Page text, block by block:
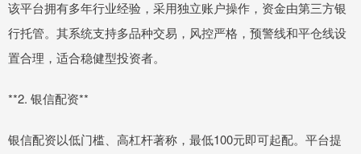
该平台拥有多年行业经验，采用独立账户操作，资金由第三方银
行托管。其系统支持多品种交易，风控严格，预警线和平仓线设
置合理，适合稳健型投资者。
**2. 银信配资**
银信配资以低门槛、高杠杆著称，最低100元即可起配。平台提